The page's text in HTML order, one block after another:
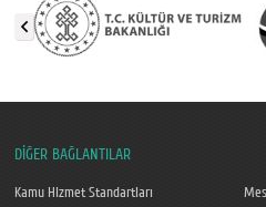
DİĞER BAĞLANTILAR
Kamu Hizmet Standartları